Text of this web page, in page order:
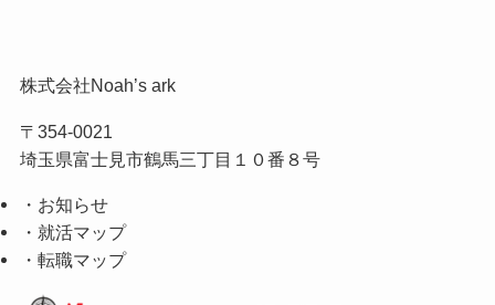
株式会社Noah’s ark
〒354-0021
埼玉県富士見市鶴馬三丁目１０番８号
・お知らせ
・就活マップ
・転職マップ